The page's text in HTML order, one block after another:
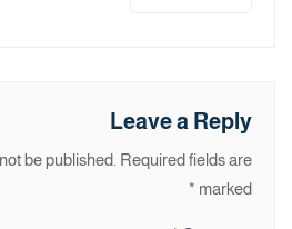
Leave a Reply
be published. Required fields are
marked
*